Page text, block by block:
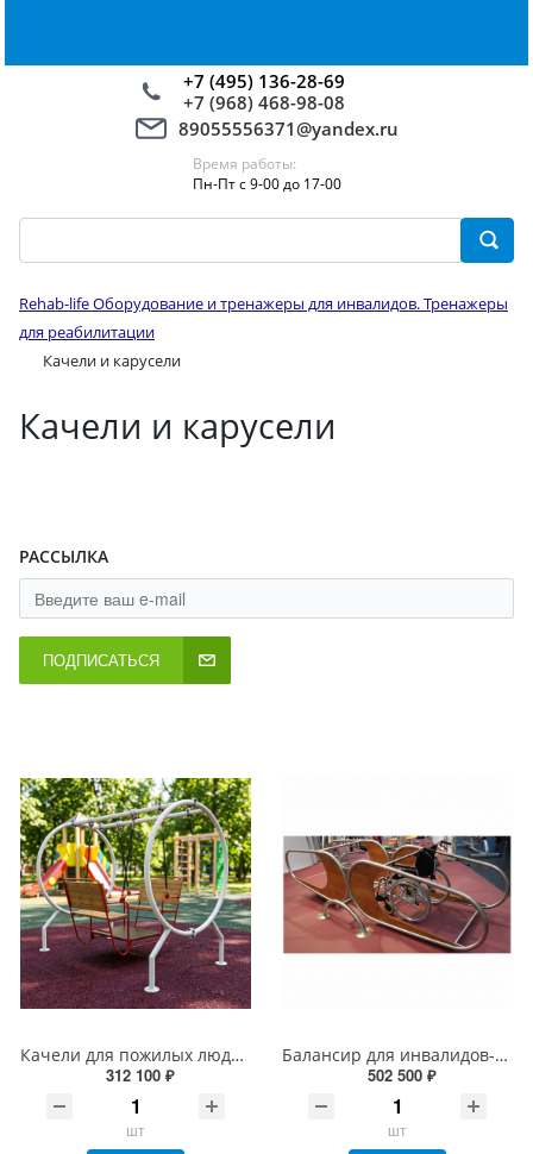
+7 (495) 136-28-69
+7 (968) 468-98-08
89055556371@yandex.ru
Время работы:
Пн-Пт с 9-00 до 17-00
Rehab-life Оборудование и тренажеры для инвалидов. Тренажеры
для реабилитации
Качели и карусели
Качели и карусели
РАССЫЛКА
ПОДПИСАТЬСЯ
Качели для пожилых людей и детей с родителями
312 100 ₽
шт
Балансир для инвалидов-колясочников
502 500 ₽
шт